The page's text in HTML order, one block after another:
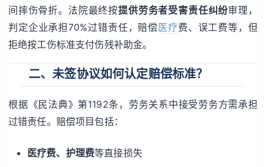
间摔伤骨折。法院最终按提供劳务者受害责任纠纷审理，
判定企业承担70%过错责任，赔偿医疗费、误工费等，但
拒绝按工伤标准支付伤残补助金。
二、未签协议如何认定赔偿标准？
根据《民法典》第1192条，劳务关系中接受劳务方需承担
过错责任。赔偿项目包括：
医疗费、护理费等直接损失